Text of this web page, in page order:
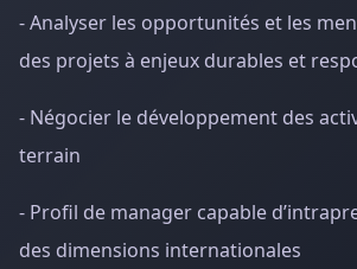
- Analyser les opportunités et les
des projets à enjeux durables et
- Négocier le développement des
terrain
- Profil de manager capable
des dimensions internationales